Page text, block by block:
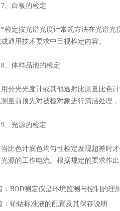
白板的检定
按光谱光度计常规方法在光谱光度
通用技术要求中目视检定内容。
体样品池的检定
光光度计或其他透射比测量比色计
量前预先对被检对象进行清洁处理
光源的检定
色计底色均匀性检定发现超差时才
源的工作电流。根据规定的要求作出
BOD测定仪是环境监测与控制的理
铂钴标准液的配置及其保存说明